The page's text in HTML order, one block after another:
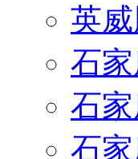
英
石
石
石